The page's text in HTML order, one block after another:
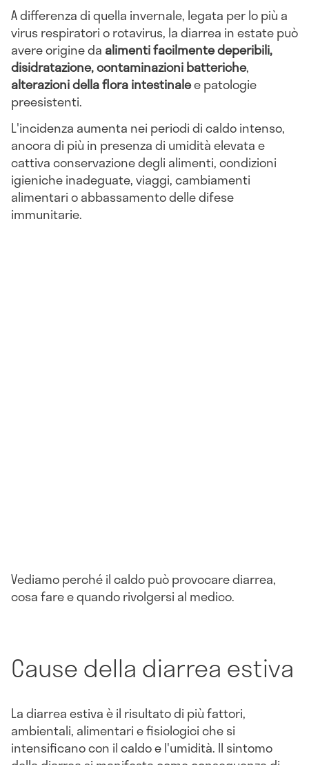
A differenza di quella invernale, legata per lo più a
virus respiratori o rotavirus, la diarrea in estate può
avere origine da alimenti facilmente deperibili,
disidratazione, contaminazioni batteriche,
alterazioni della flora intestinalee patologie
preesistenti.
L'incidenza aumenta nei periodi di caldo intenso,
ancora di più in presenza di umidità elevata e
cattiva conservazione degli alimenti, condizioni
igieniche inadeguate, viaggi, cambiamenti
alimentari o abbassamento delle difese
immunitarie.
Vediamo perché il caldo può provocare diarrea,
cosa fare e quando rivolgersi al medico.
Cause della diarrea estiva
La diarrea estiva è il risultato di più fattori,
ambientali, alimentari e fisiologici che si
intensificano con il caldo e l'umidità. Il sintomo